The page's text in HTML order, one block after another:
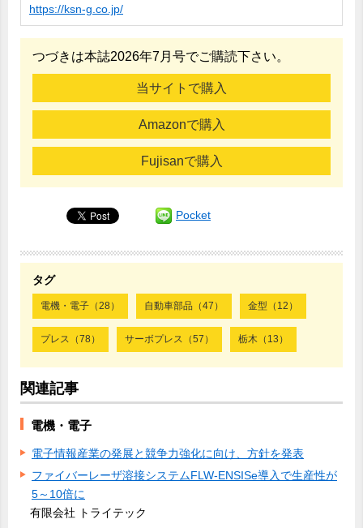
https://ksn-g.co.jp/
つづきは本誌2026年7月号でご購読下さい。
当サイトで購入
Amazonで購入
Fujisanで購入
Pocket
タグ
電機・電子（28） 自動車部品（47） 金型（12）
プレス（78） サーボプレス（57） 栃木（13）
関連記事
電機・電子
電子情報産業の発展と競争力強化に向け、方針を発表
ファイバーレーザ溶接システムFLW-ENSISe導入で生産性が
5～10倍に
有限会社 トライテック